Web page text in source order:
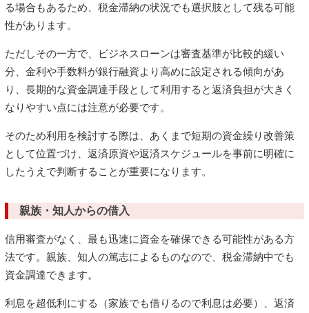
る場合もあるため、税金滞納の状況でも選択肢として残る可能
性があります。
ただしその一方で、ビジネスローンは審査基準が比較的緩い
分、金利や手数料が銀行融資より高めに設定される傾向があ
り、長期的な資金調達手段として利用すると返済負担が大きく
なりやすい点には注意が必要です。
そのため利用を検討する際は、あくまで短期の資金繰り改善策
として位置づけ、返済原資や返済スケジュールを事前に明確に
したうえで判断することが重要になります。
親族・知人からの借入
信用審査がなく、最も迅速に資金を確保できる可能性がある方
法です。親族、知人の篤志によるものなので、税金滞納中でも
資金調達できます。
利息を超低利にする（家族でも借りるので利息は必要）、返済